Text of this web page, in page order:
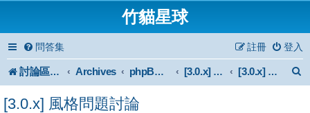
竹貓星球
問答集 登入
註冊
討論區首頁 Archives phpBB 3.0.x Forum Archive [3.0.x] Style [3.0.x] 風格問題討論
[3.0.x] 風格問題討論